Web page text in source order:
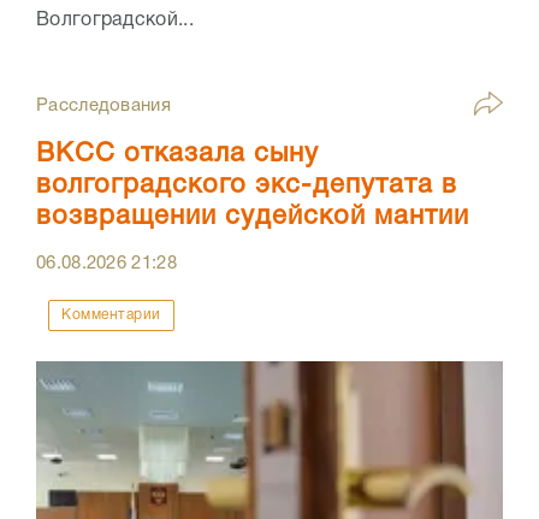
Волгоградской...
Расследования
ВКСС отказала сыну
волгоградского экс-депутата в
возвращении судейской мантии
06.08.202621:28
Комментарии